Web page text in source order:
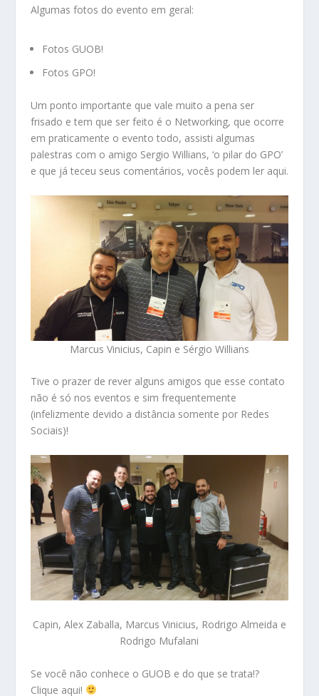
Algumas fotos do evento em geral:
Fotos GUOB!
Fotos GPO!
Um ponto importante que vale muito a pena ser
frisado e tem que ser feito é o Networking, que ocorre
em praticamente o evento todo, assisti algumas
palestras com o amigo Sergio Willians, ‘o pilar do GPO’
e que já teceu seus comentários, vocês podem ler aqui.
Marcus Vinicius, Capin e Sérgio Willians
Tive o prazer de rever alguns amigos que esse contato
não é só nos eventos e sim frequentemente
(infelizmente devido a distância somente por Redes
Sociais)!
Capin, Alex Zaballa, Marcus Vinicius, Rodrigo Almeida e
Rodrigo Mufalani
Se você não conhece o GUOB e do que se trata!?
Clique aqui!